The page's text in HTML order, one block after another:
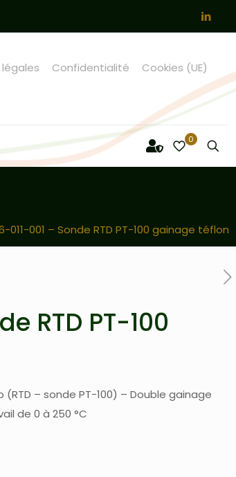
Confidentialité Cookies (UE)
0
011-001 – Sonde RTD PT-100 gainage téflon
RTD PT-100
– sonde PT-100) – Double gainage
de 0 à 250 °C